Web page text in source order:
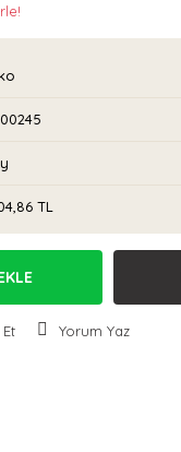
TL
Yorum Yaz